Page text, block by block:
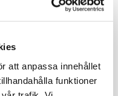
att anpassa innehållet
funktioner
många att vara
sida.